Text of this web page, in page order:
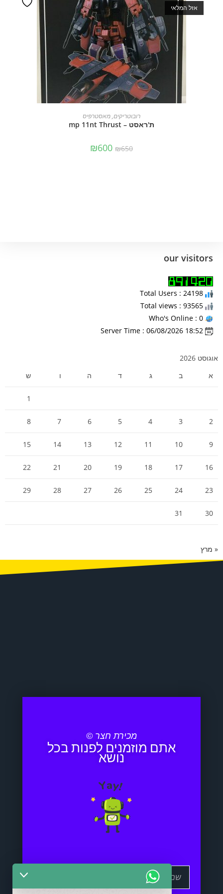
אזל המלאי
מידע נוסףרובוטריקים,מאסטרפיס
ת'ראסט – mp 11nt Thrust
₪650
₪600
our visitors
אוגוסט 2026
א
ב ג ד ה ו ש
1
2
3
4
5
6
7
8
9
10
11
12
13
14
15
16
17
18
19
20
21
22
23
24
25
26
27
28
29
30
31
« מרץ
מכירת חצר ©
אתם מוזמנים לפנות בכל
נושא